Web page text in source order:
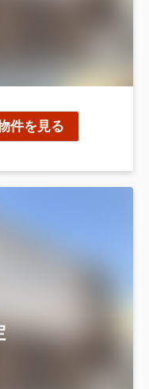
件を見る